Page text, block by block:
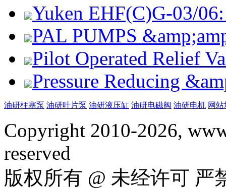
Yuken EHF(C)G-03/
PAL PUMPS
Pilot Operated Relief
Pressure Reducing
油研柱塞泵 油研叶片泵 油研液压缸 油研电磁阀 油研电机 网
Copyright 2010-2026,
reserved
版权所有 @ 未经许可 严